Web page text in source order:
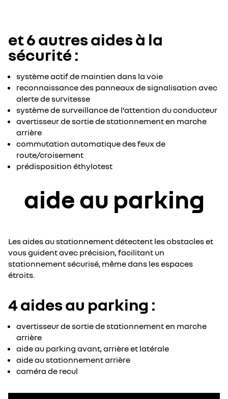
et 6 autres aides à la
sécurité :
système actif de maintien dans la voie
reconnaissance des panneaux de signalisation avec
alerte de survitesse
système de surveillance de l’attention du conducteur
avertisseur de sortie de stationnement en marche
arrière
commutation automatique des feux de
route/croisement
prédisposition éthylotest
aide au parking
Les aides au stationnement détectent les obstacles et
vous guident avec précision, facilitant un
stationnement sécurisé, même dans les espaces
étroits.
4 aides au parking :
avertisseur de sortie de stationnement en marche
arrière
aide au parking avant, arrière et latérale
aide au stationnement arrière
caméra de recul